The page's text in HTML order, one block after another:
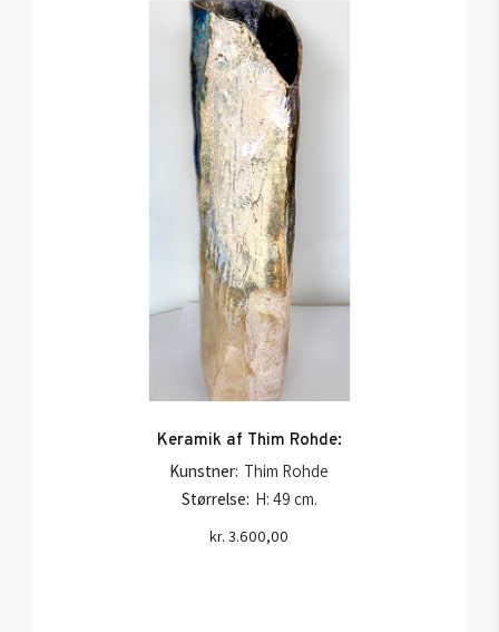
Keramik af Thim Rohde:
Kunstner: Thim Rohde
Størrelse: H: 49 cm.
kr. 3.600,00